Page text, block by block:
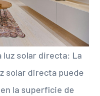
luz solar directa: La
solar directa puede
la superficie de